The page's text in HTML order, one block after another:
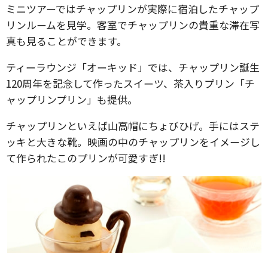
ミニツアーではチャップリンが実際に宿泊したチャップ
リンルームを見学。客室でチャップリンの貴重な滞在写
真も見ることができます。
ティーラウンジ「オーキッド」では、チャップリン誕生
120周年を記念して作ったスイーツ、茶入りプリン「チ
ャップリンプリン」も提供。
チャップリンといえば山高帽にちょびひげ。手にはステ
ッキと大きな靴。映画の中のチャップリンをイメージし
て作られたこのプリンが可愛すぎ!!